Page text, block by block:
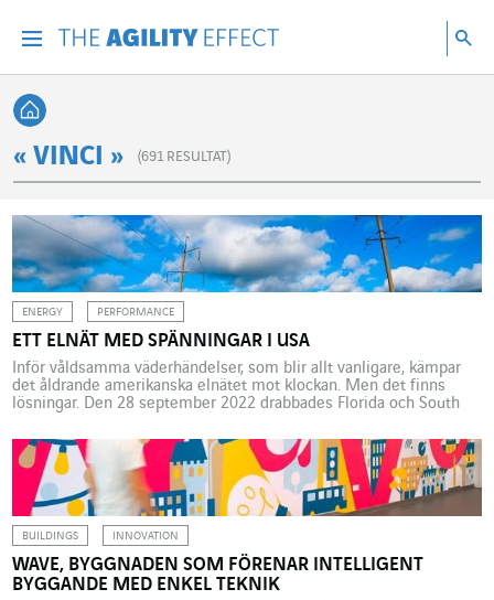
Sök
Tillbaka till startsidan
« VINCI » (691 RESULTAT)
ENERGY PERFORMANCE
ETT ELNÄT MED SPÄNNINGAR I USA
Inför våldsamma väderhändelser, som blir allt vanligare, kämpar
det åldrande amerikanska elnätet mot klockan. Men det finns
lösningar. Den 28 september 2022 drabbades Florida och South
historia. Denna kategori 4-storm orsakade mer än 60 människors
död och gjorde 2,7 miljoner människor strömlösa. […]
BUILDINGS INNOVATION
WAVE, BYGGNADEN SOM FÖRENAR INTELLIGENT
BYGGANDE MED ENKEL TEKNIK